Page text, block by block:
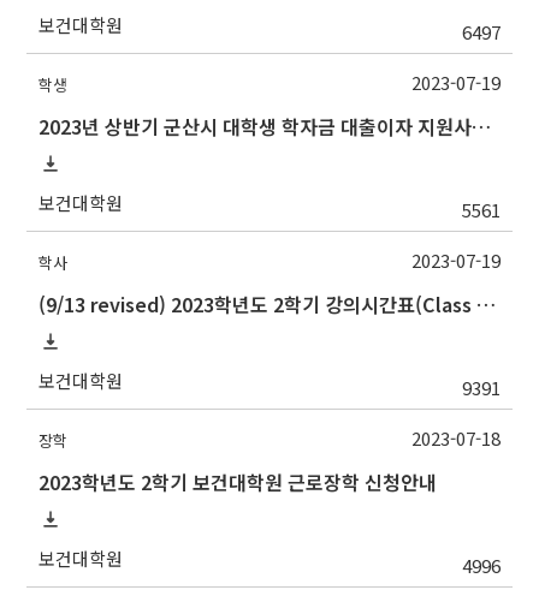
보건대학원 6497
학생
2023년 상반기 군산시 대학생 학자금 대출이자 지원사업 안내
보건대학원 5561
2023-07-19
학사
(9/13 revised) 2023학년도 2학기 강의시간표(Class schedule, 2023 Fall semester)
보건대학원 9391
2023-07-19
장학
2023학년도 2학기 보건대학원 근로장학 신청안내
보건대학원 4996
2023-07-18